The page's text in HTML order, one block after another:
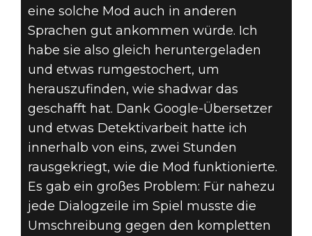
eine solche Mod auch in anderen
Sprachen gut ankommen würde. Ich
habe sie also gleich heruntergeladen
und etwas rumgestochert, um
herauszufinden, wie shadwar das
geschafft hat. Dank Google-Übersetzer
und etwas Detektivarbeit hatte ich
innerhalb von eins, zwei Stunden
rausgekriegt, wie die Mod funktionierte.
Es gab ein großes Problem: Für nahezu
jede Dialogzeile im Spiel musste die
Umschreibung gegen den kompletten